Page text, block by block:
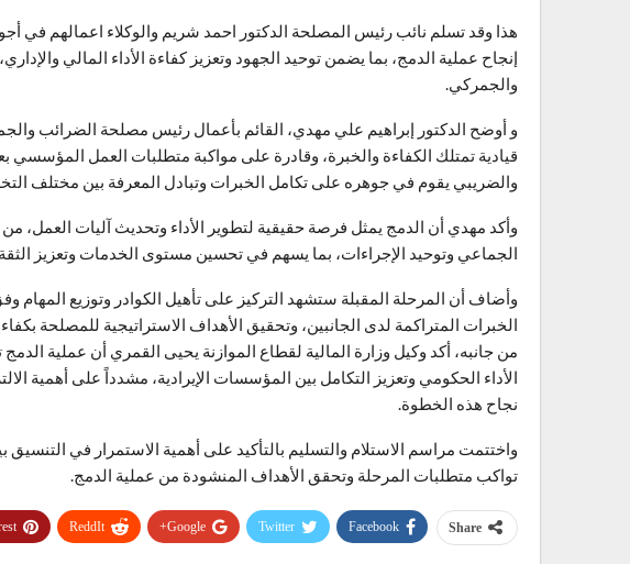
هذا وقد تسلم نائب رئيس المصلحة الدكتور احمد شريم والوكلاء اعمالهم في
إنجاح عملية الدمج، بما يضمن توحيد الجهود وتعزيز كفاءة الأداء المالي
والجمركي.
و أوضح الدكتور إبراهيم علي مهدي، القائم بأعمال رئيس مصلحة الضرائب
قيادية تمتلك الكفاءة والخبرة، وقادرة على مواكبة متطلبات العمل المؤسسي
والضريبي يقوم في جوهره على تكامل الخبرات وتبادل المعرفة بين مختلف
وأكد مهدي أن الدمج يمثل فرصة حقيقية لتطوير الأداء وتحديث آليات العمل،
الجماعي وتوحيد الإجراءات، بما يسهم في تحسين مستوى الخدمات وتعزيز
وأضاف أن المرحلة المقبلة ستشهد التركيز على تأهيل الكوادر وتوزيع المهام
الخبرات المتراكمة لدى الجانبين، وتحقيق الأهداف الاستراتيجية للمصلحة
من جانبه، أكد وكيل وزارة المالية لقطاع الموازنة يحيى القمري أن عملية
الأداء الحكومي وتعزيز التكامل بين المؤسسات الإيرادية، مشدداً على أهمية
نجاح هذه الخطوة.
واختتمت مراسم الاستلام والتسليم بالتأكيد على أهمية الاستمرار في
تواكب متطلبات المرحلة وتحقق الأهداف المنشودة من عملية الدمج.
Share
Facebook
Twitter
Google+
ReddIt